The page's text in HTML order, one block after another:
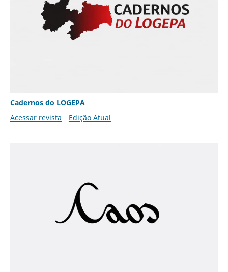
Cadernos do LOGEPA
Acessar revista
Edição Atual